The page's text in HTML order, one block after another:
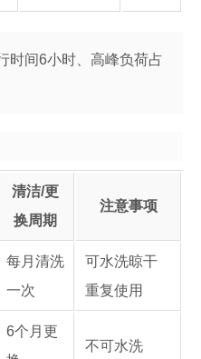
时间6小时、高峰负荷占
清洁/更
换周期
注意事项
每月清洗
一次
可水洗晾干
重复使用
6个月更
不可水洗